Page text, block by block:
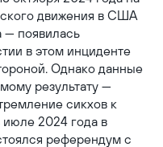
движения в США
— появилась
в этом инциденте
Однако данные
результату —
сикхов к
июле 2024 года в
референдум с